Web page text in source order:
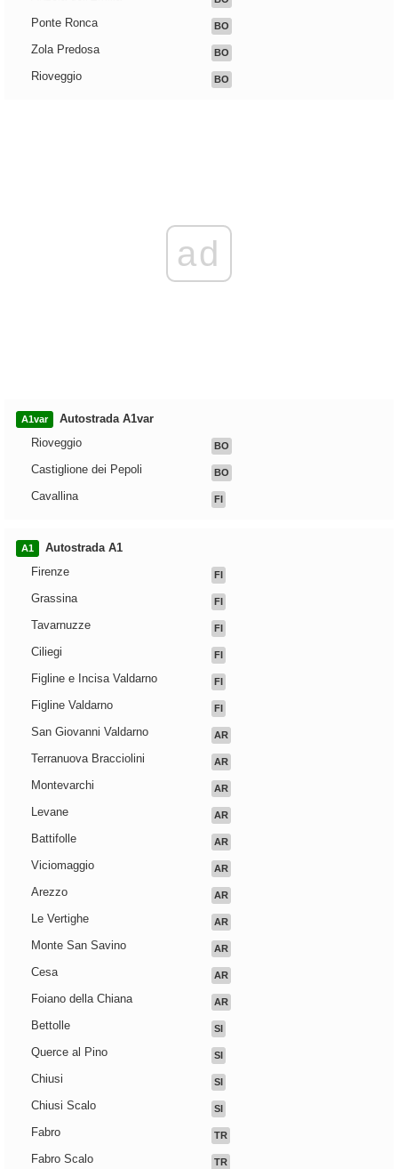
Ponte Ronca BO
Zola Predosa BO
Rioveggio BO
ad
A1var
Autostrada A1var
Rioveggio
BO
Castiglione dei Pepoli BO
Cavallina FI
A1
Autostrada A1
Firenze
FI
Grassina FI
Tavarnuzze FI
Ciliegi FI
Figline e Incisa Valdarno FI
Figline Valdarno FI
San Giovanni Valdarno AR
Terranuova Bracciolini AR
Montevarchi AR
Levane AR
Battifolle AR
Viciomaggio AR
Arezzo AR
Le Vertighe AR
Monte San Savino AR
Cesa AR
Foiano della Chiana AR
Bettolle SI
Querce al Pino SI
Chiusi SI
Chiusi Scalo SI
Fabro TR
Fabro Scalo TR